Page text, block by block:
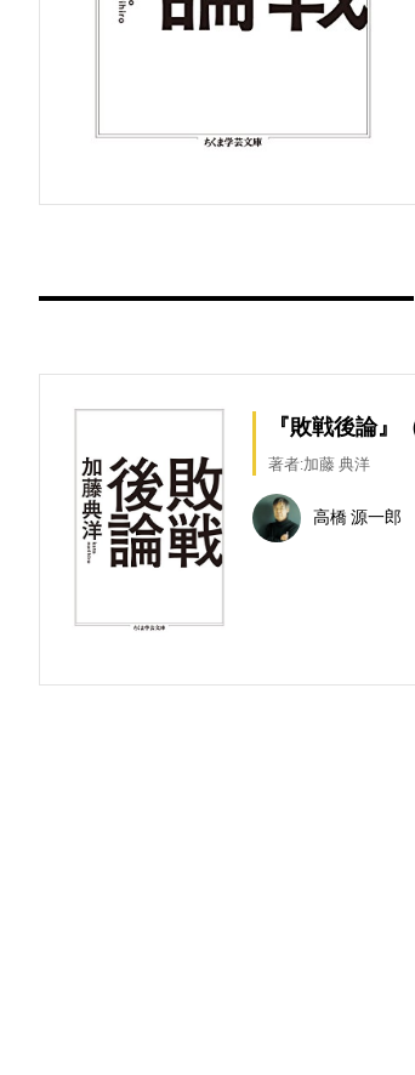
『敗戦後論』
著者:加藤 典洋
高橋 源一郎